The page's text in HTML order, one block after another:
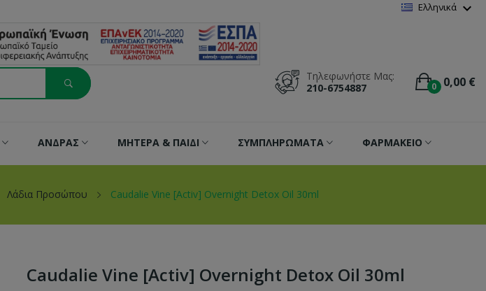
Ελληνικά expand_more
0 0,00 €
Τηλεφωνήστε Μας:
210-6754887
ΑΝΔΡΑΣ ΜΗΤΕΡΑ & ΠΑΙΔΙ ΣΥΜΠΛΗΡΩΜΑΤΑ ΦΑΡΜΑΚΕΙΟ
Λάδια Προσώπου Caudalie Vine [Activ] Overnight Detox Oil 30ml
Caudalie Vine [Activ] Overnight Detox Oil 30ml